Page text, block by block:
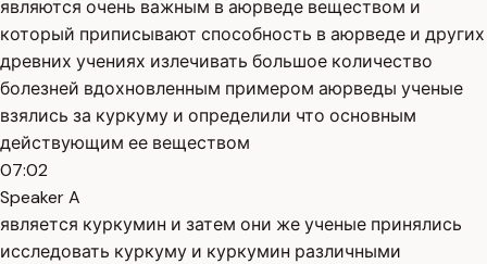
являются очень важным в аюрведе веществом и
который приписывают способность в аюрведе и других
древних учениях излечивать большое количество
болезней вдохновленным примером аюрведы ученые
взялись за куркуму и определили что основным
действующим ее веществом
07:02
Speaker A
является куркумин и затем они же ученые принялись
исследовать куркуму и куркумин различными